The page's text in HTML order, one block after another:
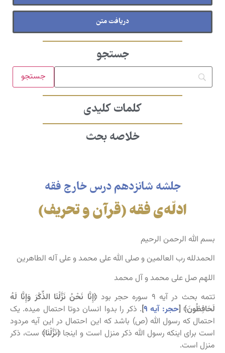
دریافت متن
جستجو
کلمات کلیدی
خلاصه بحث
جلشه شانزدهم درس خارج فقه
ادلّه‌ی فقه (قرآن و تحریف)
بسم الله الرحمن الرحیم
الحمدلله رب العالمین و صلی الله علی محمد و علی آله الطاهرین
اللهم صل علی محمد و آل محمد
تتمه بحث در آیه ۹ سوره حجر بود
﴿إِنَّا نَحْنُ نَزَّلْنَا الذِّكْرَ وَإِنَّا لَهُ
لَحَافِظُونَ﴾ [حجر: آیه ۹ ]. ذکر را بدوا انسان دوتا احتمال میده. یک
احتمال که رسول الله (ص) باشد که این احتمال در این آیه مردود
است برای اینکه رسول الله ذکر منزل است و اینجا ﴿نَزَّلْنَا﴾ ست، ذکر
منزل است.